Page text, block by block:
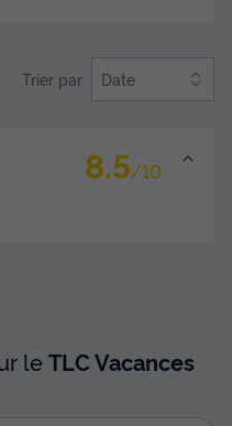
Trier par Date
8.5/10
leTLC Vacances